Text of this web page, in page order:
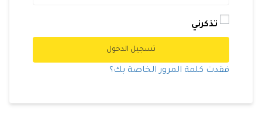
تذكرني
تسجيل الدخول
فقدت كلمة المرور الخاصة بك؟